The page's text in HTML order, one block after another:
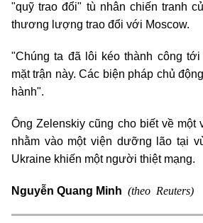
"quỹ trao đổi" tù nhân chiến tranh
thương lượng trao đổi với Moscow.
"Chúng ta đã lôi kéo thành công
mặt trận này. Các biện pháp chủ
hành".
Ông Zelenskiy cũng cho biết về một
nhằm vào một viện dưỡng lão tại
Ukraine khiến một người thiệt mạng.
Nguyễn Quang Minh (theo Reuters)